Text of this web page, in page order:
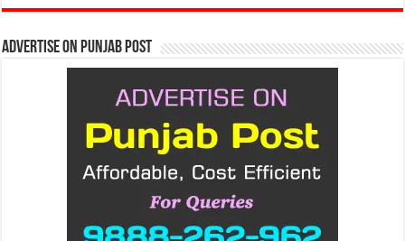
Advertise on Punjab Post